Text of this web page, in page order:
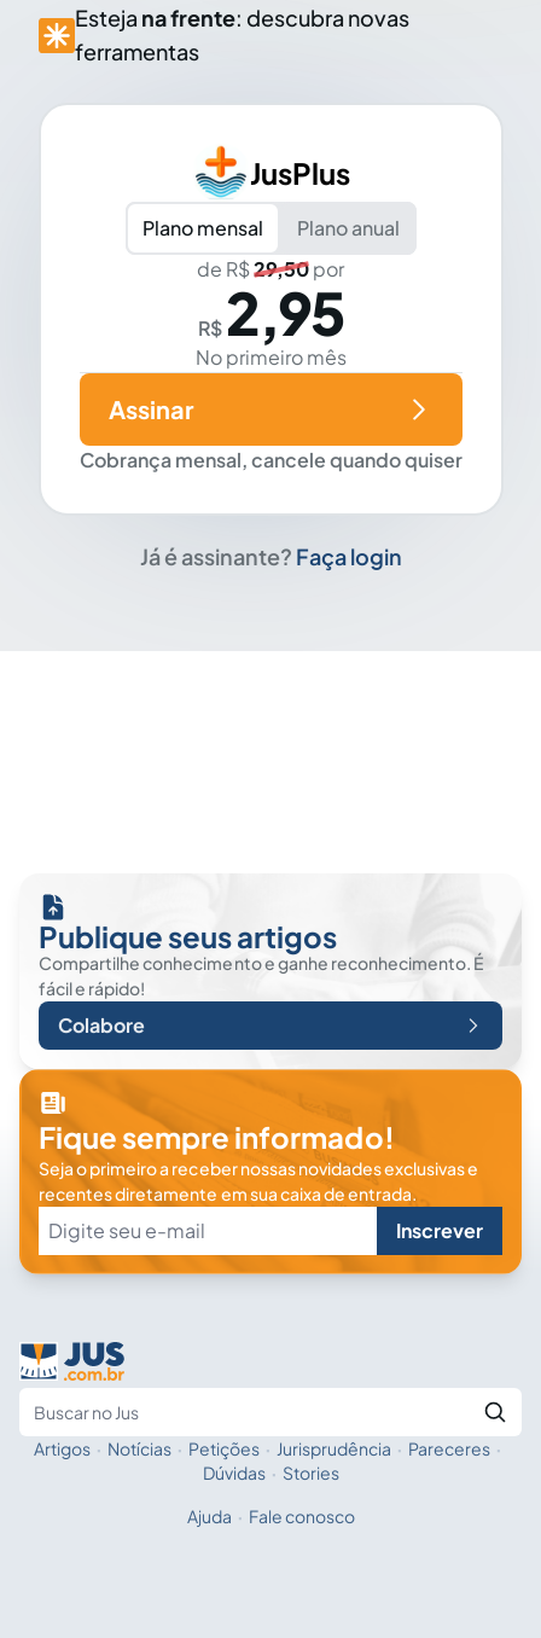
Esteja na frente: descubra novas
ferramentas
JusPlus
Plano mensal
Plano anual
de R$29,50por
R$ 2,95
No primeiro mês
Cobrança mensal, cancele quando quiser
Assinar
Já é assinante? Faça login
Publique seus artigos
Compartilhe conhecimento e ganhe reconhecimento. É
fácil e rápido!
Colabore
Fique sempre informado!
Seja o primeiro a receber nossas novidades exclusivas e
recentes diretamente em sua caixa de entrada.
Inscrever
Fale com a IA
Artigos · Notícias · Petições · Jurisprudência · Pareceres ·
Dúvidas · Stories
Ajuda · Fale conosco